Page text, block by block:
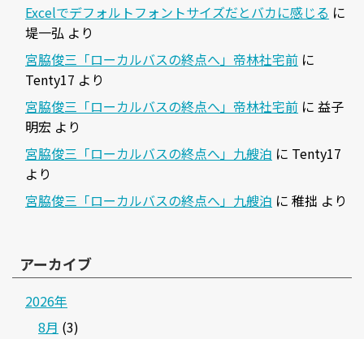
Excelでデフォルトフォントサイズだとバカに感じる に
堤一弘 より
宮脇俊三「ローカルバスの終点へ」帝林社宅前 に
Tenty17 より
宮脇俊三「ローカルバスの終点へ」帝林社宅前 に 益子
明宏 より
宮脇俊三「ローカルバスの終点へ」九艘泊 に Tenty17
より
宮脇俊三「ローカルバスの終点へ」九艘泊 に 稚拙 より
アーカイブ
2026年
8月 (3)